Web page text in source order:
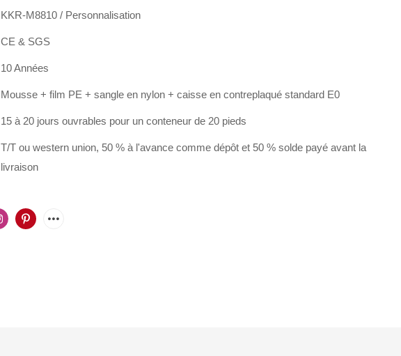
KKR-M8810 / Personnalisation
CE & SGS
10 Années
Mousse + film PE + sangle en nylon + caisse en contreplaqué standard E0
15 à 20 jours ouvrables pour un conteneur de 20 pieds
T/T ou western union, 50 % à l'avance comme dépôt et 50 % solde payé avant la
livraison